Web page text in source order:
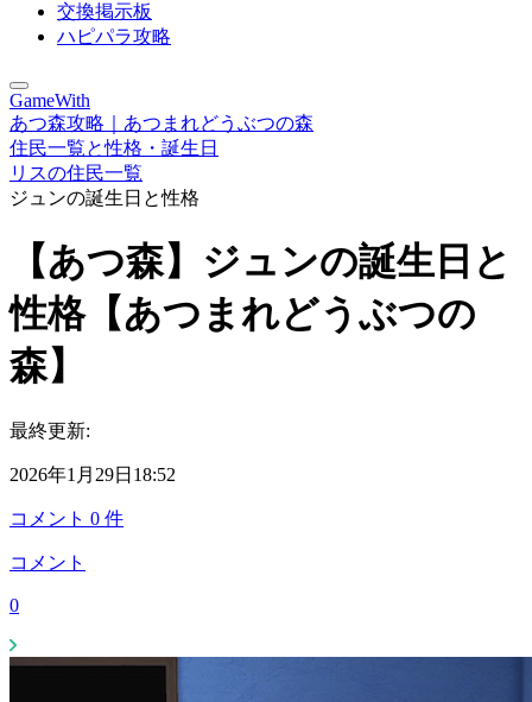
交換掲示板
ハピパラ攻略
GameWith
あつ森攻略｜あつまれどうぶつの森
住民一覧と性格・誕生日
リスの住民一覧
ジュンの誕生日と性格
【あつ森】ジュンの誕生日と
性格【あつまれどうぶつの
森】
最終更新:
2026年1月29日18:52
コメント 0 件
コメント
0